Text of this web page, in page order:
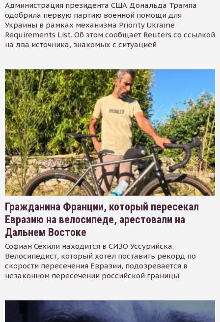
Администрация президента США Дональда Трампа
одобрила первую партию военной помощи для
Украины в рамках механизма Priority Ukraine
Requirements List. Об этом сообщает Reuters со ссылкой
на два источника, знакомых с ситуацией
Гражданина Франции, который пересекал
Евразию на велосипеде, арестовали на
Дальнем Востоке
Софиан Сехили находится в СИЗО Уссурийска.
Велосипедист, который хотел поставить рекорд по
скорости пересечения Евразии, подозревается в
незаконном пересечении российской границы